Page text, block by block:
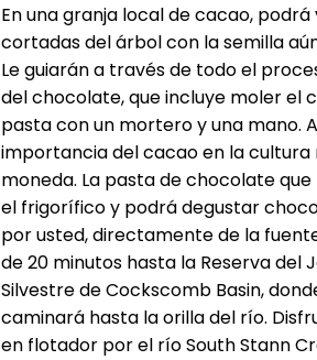
En una granja local de cacao,
cortadas del árbol con la semilla
Le guiarán a través de todo el
del chocolate, que incluye moler el
pasta con un mortero y una mano.
importancia del cacao en la cultura
moneda. La pasta de chocolate
el frigorífico y podrá degustar
por usted, directamente de la
de 20 minutos hasta la Reserva del
Silvestre de Cockscomb Basin,
caminará hasta la orilla del río.
en flotador por el río South Stann